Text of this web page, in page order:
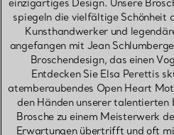
einzigartiges Design. Unsere
spiegeln die vielfältige Schönheit
Kunsthandwerker und
angefangen mit Jean
Broschendesign, das einen
Entdecken Sie Elsa Perettis
atemberaubendes Open Heart
den Händen unserer
Brosche zu einem Meisterwerk
Erwartungen übertrifft und oft